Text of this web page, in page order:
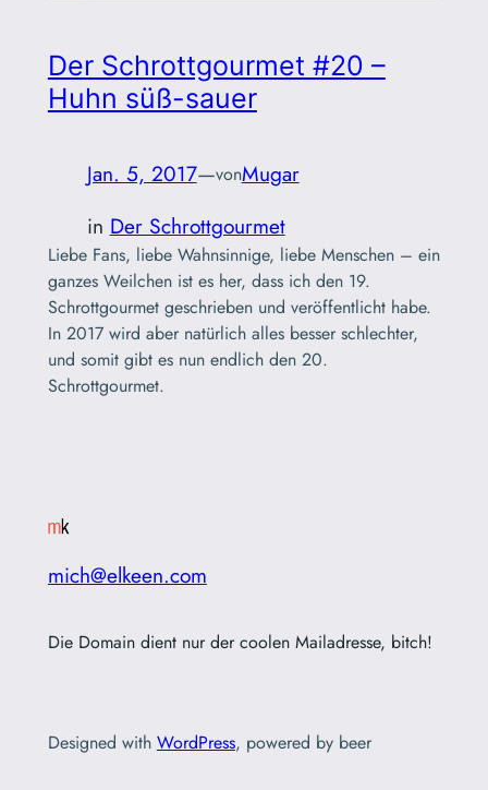
Der Schrottgourmet #20 –
Huhn süß-sauer
Jan. 5, 2017—vonMugar
in Der Schrottgourmet
Liebe Fans, liebe Wahnsinnige, liebe Menschen – ein
ganzes Weilchen ist es her, dass ich den 19.
Schrottgourmet geschrieben und veröffentlicht habe.
In 2017 wird aber natürlich alles besser schlechter,
und somit gibt es nun endlich den 20.
Schrottgourmet.
mich@elkeen.com
Die Domain dient nur der coolen Mailadresse, bitch!
Designed with WordPress, powered by beer